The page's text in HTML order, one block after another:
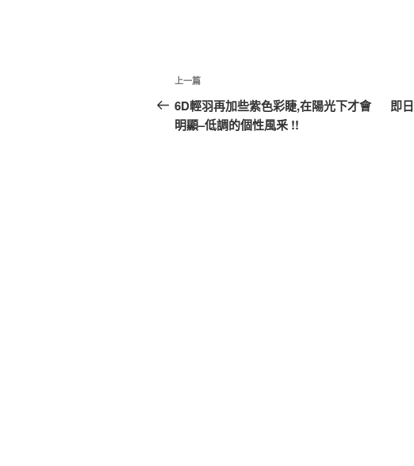
文
章
導
上
一
篇
上一篇
6D輕羽再加些紫色彩睫,在陽光下才會
明顯–低調的個性風釆 !!
即